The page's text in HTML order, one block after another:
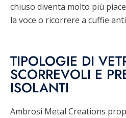
chiuso diventa molto più
la voce o ricorrere a cuffie
TIPOLOGIE DI
SCORREVOLI E
ISOLANTI
Ambrosi Metal Creations